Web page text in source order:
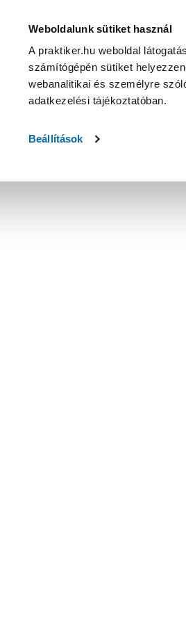
Weboldalunk sütiket használ
A praktiker.hu weboldal
számítógépén sütiket
webanalitikai és személyre
adatkezelési tájékoztatóban.
Beállítások